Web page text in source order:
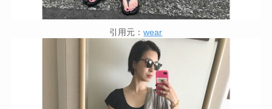
引用元：wear